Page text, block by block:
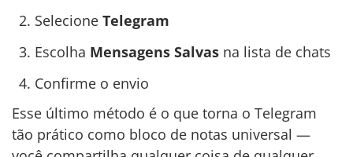
Selecione Telegram
Escolha Mensagens Salvasna lista de chats
Confirme o envio
Esse último método é o que torna o Telegram
tão prático como bloco de notas universal —